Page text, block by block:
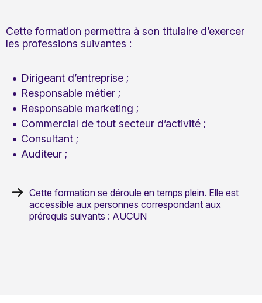
Cette formation permettra à son titulaire d’exercer
les professions suivantes :
Dirigeant d’entreprise ;
Responsable métier ;
Responsable marketing ;
Commercial de tout secteur d’activité ;
Consultant ;
Auditeur ;
Cette formation se déroule en temps plein. Elle est
accessible aux personnes correspondant aux
prérequis suivants : AUCUN